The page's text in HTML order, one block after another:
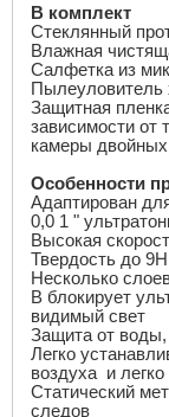
В комплект
Стеклянный
Влажная
Салфетка из
Пылеуловитель
Защитная
зависимости от
камеры двойных
Особенности
Адаптирован
0,0 1 "
Высокая
Твердость до 9H
Несколько
B блокирует
видимый свет
Защита от воды,
Легко
воздуха и
Статический
следов